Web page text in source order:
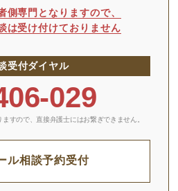
専門となりますので、
は受け付けておりません
受付ダイヤル
029
すので、 直接弁護士にはお繋ぎできません。
ル相談予約受付